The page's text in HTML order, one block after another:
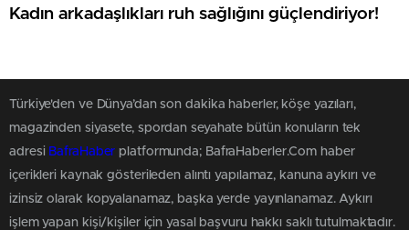
Kadın arkadaşlıkları ruh sağlığını güçlendiriyor!
Türkiye'den ve Dünya’dan son dakika haberler, köşe yazıları,
magazinden siyasete, spordan seyahate bütün konuların tek
adresi BafraHaber platformunda; BafraHaberler.Com haber
içerikleri kaynak gösterileden alıntı yapılamaz, kanuna aykırı ve
izinsiz olarak kopyalanamaz, başka yerde yayınlanamaz. Aykırı
işlem yapan kişi/kişiler için yasal başvuru hakkı saklı tutulmaktadır.